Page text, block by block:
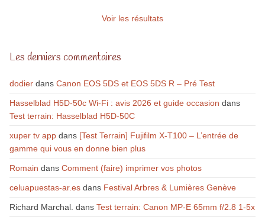
Voir les résultats
Les derniers commentaires
dodierdans Canon EOS 5DS et EOS 5DS R – Pré Test
Hasselblad H5D-50c Wi-Fi : avis 2026 et guide occasion dans
Test terrain: Hasselblad H5D-50C
xuper tv appdans [Test Terrain] Fujifilm X-T100 – L’entrée de
gamme qui vous en donne bien plus
Romain dans Comment (faire) imprimer vos photos
celuapuestas-ar.esdans Festival Arbres & Lumières Genève
Richard Marchal. dans Test terrain: Canon MP-E 65mm f/2.8 1-5x